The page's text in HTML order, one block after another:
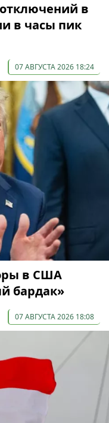
в
в часы пик
07 АВГУСТА 2026 18:24
в США
бардак»
07 АВГУСТА 2026 18:08